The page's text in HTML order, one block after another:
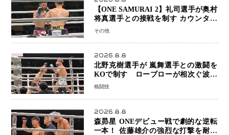
【ONE SAMURAI 2】礼司選手が奥村
将真選手との接戦を制す カウンター
と正確な打撃で判定勝利
その他
2026.8.8
北野克樹選手が 嵐舞選手との激闘を
KOで制す ローブローが相次ぐ波乱
の展開…涙の勝利「生まれてくる娘の
格闘技
2026.8.8
森昴星 ONEデビュー戦で劇的な逆転
一本！ 佐藤雄介の強烈な打撃を耐え